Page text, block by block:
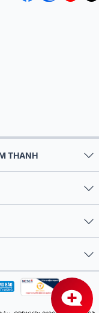
sub điện cải tiến từ
hợp cho các hoạt động
Loa được trang bị hệ
mạnh mẽ và độ bền
THANH